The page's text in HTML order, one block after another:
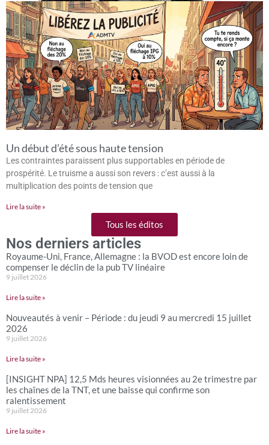
Un début d’été sous haute tension
Les contraintes paraissent plus supportables en période de
prospérité. Le truisme a aussi son revers : c’est aussi à la
multiplication des points de tension que
Lire la suite »
Tous les éditos
Nos derniers articles
Royaume-Uni, France, Allemagne : la BVOD est encore loin de
compenser le déclin de la pub TV linéaire
9 juillet 2026
Lire la suite »
Nouveautés à venir – Période : du jeudi 9 au mercredi 15 juillet
2026
9 juillet 2026
Lire la suite »
[INSIGHT NPA] 12,5 Mds heures visionnées au 2e trimestre par
les chaînes de la TNT, et une baisse qui confirme son
ralentissement
9 juillet 2026
Lire la suite »